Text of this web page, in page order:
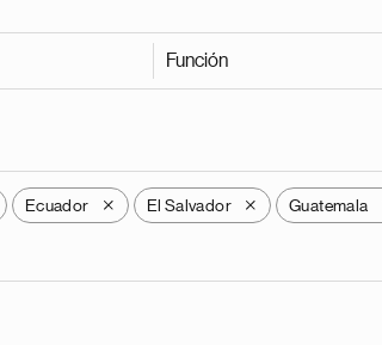
Función
Ecuador X El Salvador X Guatemala